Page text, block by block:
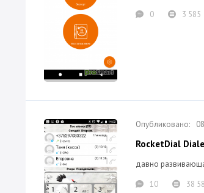
0
3 585
RocketDial
давно
10
38